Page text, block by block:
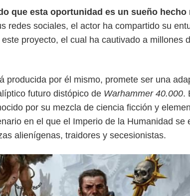
que esta oportunidad es un sueño hecho
redes sociales, el actor ha compartido su
este proyecto, el cual ha cautivado a millones
producida por él mismo, promete ser una
futuro distópico de Warhammer 40.000.
por su mezcla de ciencia ficción y
en el que el Imperio de la Humanidad se
alienígenas, traidores y secesionistas.